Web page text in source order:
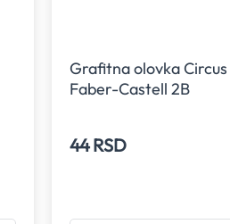
Grafitna olovka Circus
Faber-Castell 2B
44 RSD